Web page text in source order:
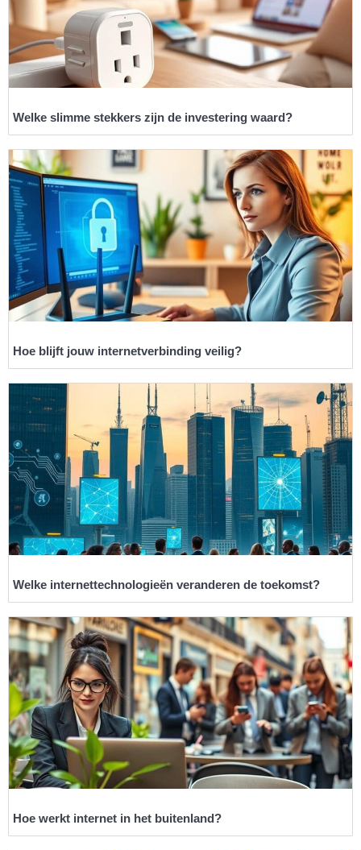
Welke slimme stekkers zijn de investering waard?
Hoe blijft jouw internetverbinding veilig?
Welke internettechnologieën veranderen de toekomst?
Hoe werkt internet in het buitenland?